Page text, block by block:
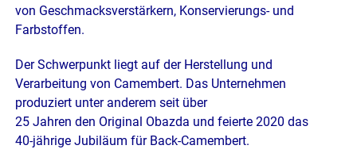
von Geschmacksverstärkern, Konservierungs- und
Farbstoffen.
Der Schwerpunkt liegt auf der Herstellung und
Verarbeitung von Camembert. Das Unternehmen
produziert unter anderem seit über
25 Jahren den Original Obazda und feierte 2020 das
40-jährige Jubiläum für Back-Camembert.